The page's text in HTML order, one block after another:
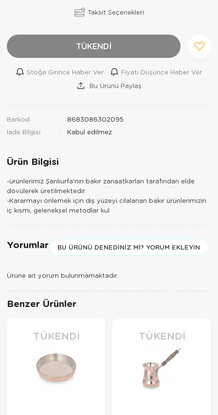
Taksit Seçenekleri
TÜKENDİ
Stoğa Girince Haber Ver
Fiyatı Düşünce Haber Ver
Bu Ürünü Paylaş
Barkod
8683086302095
İade Bilgisi:
Ürün Bilgisi
-ürünlerimiz Şanlıurfa'nın bakır zanaatkarları tarafından elde
dövülerek üretilmektedir.
-Kararmayı önlemek için dış yüzeyi cilalanan bakır ürünlerimizin
iç kısmı, geleneksel metodlar kul
Yorumlar BU ÜRÜNÜ DENEDINIZ MI? YORUM EKLEYIN
Ürüne ait yorum bulunmamaktadır.
Benzer Ürünler
TÜKENDI TÜKENDI